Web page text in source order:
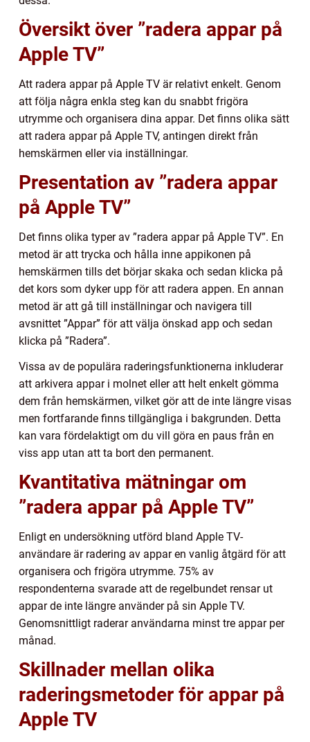
Översikt över ”radera appar på
Apple TV”
Att radera appar på Apple TV är relativt enkelt. Genom
att följa några enkla steg kan du snabbt frigöra
utrymme och organisera dina appar. Det finns olika sätt
att radera appar på Apple TV, antingen direkt från
hemskärmen eller via inställningar.
Presentation av ”radera appar
på Apple TV”
Det finns olika typer av ”radera appar på Apple TV”. En
metod är att trycka och hålla inne appikonen på
hemskärmen tills det börjar skaka och sedan klicka på
det kors som dyker upp för att radera appen. En annan
metod är att gå till inställningar och navigera till
avsnittet ”Appar” för att välja önskad app och sedan
klicka på ”Radera”.
Vissa av de populära raderingsfunktionerna inkluderar
att arkivera appar i molnet eller att helt enkelt gömma
dem från hemskärmen, vilket gör att de inte längre visas
men fortfarande finns tillgängliga i bakgrunden. Detta
kan vara fördelaktigt om du vill göra en paus från en
viss app utan att ta bort den permanent.
Kvantitativa mätningar om
”radera appar på Apple TV”
Enligt en undersökning utförd bland Apple TV-
användare är radering av appar en vanlig åtgärd för att
organisera och frigöra utrymme. 75% av
respondenterna svarade att de regelbundet rensar ut
appar de inte längre använder på sin Apple TV.
Genomsnittligt raderar användarna minst tre appar per
månad.
Skillnader mellan olika
raderingsmetoder för appar på
Apple TV